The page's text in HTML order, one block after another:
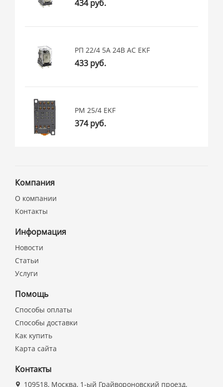
434 руб.
РП 22/4 5А 24В АС EKF
433 руб.
РМ 25/4 EKF
374 руб.
Компания
О компании
Контакты
Информация
Новости
Статьи
Услуги
Помощь
Способы оплаты
Способы доставки
Как купить
Карта сайта
Контакты
109518, Москва, 1-ый Грайвороновский проезд,